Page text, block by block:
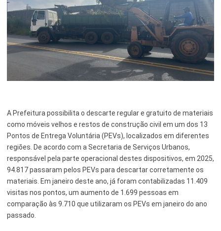
A Prefeitura possibilita o descarte regular e gratuito de materiais
como móveis velhos e restos de construção civil em um dos 13
Pontos de Entrega Voluntária (PEVs), localizados em diferentes
regiões. De acordo com a Secretaria de Serviços Urbanos,
responsável pela parte operacional destes dispositivos, em 2025,
94.817 passaram pelos PEVs para descartar corretamente os
materiais. Em janeiro deste ano, já foram contabilizadas 11.409
visitas nos pontos, um aumento de 1.699 pessoas em
comparação às 9.710 que utilizaram os PEVs em janeiro do ano
passado.